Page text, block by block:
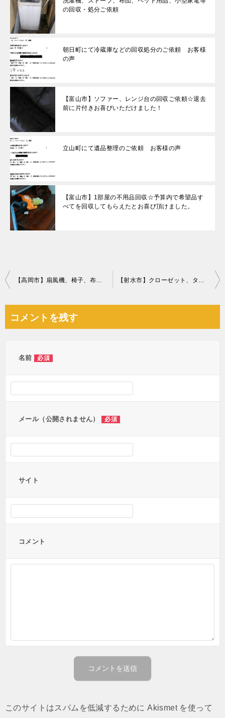
の回収・処分ご依頼
朝日町にて冷蔵庫などの回収処分のご依頼 お客様
の声
【富山市】ソファー、レンジ台の回収ご依頼☆退去
前に片付きお喜びいただけました！
立山町にて遺品整理のご依頼 お客様の声
【富山市】1部屋の不用品回収☆予算内で希望品す
べてを回収してもらえたとお喜び頂けました。
投
ビ
【高岡市】扇風機、椅子、布団、ワークデスク等の回収・処分ご依頼 【射水市】クローゼット、タンス、テレビ、家電、鏡台等の回収・処分
コメントを残す
名前 必須
メール（公開されません） 必須
サイト
コメント
このサイトはスパムを低減するために Akismet を使って